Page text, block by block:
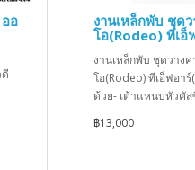
อ
งานเหล็กพับ ชุด
โอ(Rodeo) ทีเอ็
งานเหล็กพับ ชุดวาง
โอ(Rodeo) ทีเอ็ฟอา
ด้วย- เต้าแหนบหัวคัส
฿13,000